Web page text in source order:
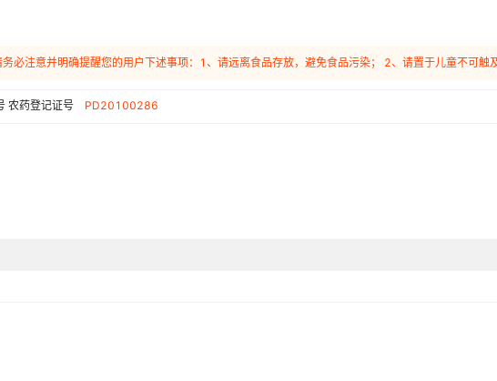
必注意并明确提醒您的用户下述事项：1、请远离食品存放，避免食品污染； 2、请置于儿童不可触
农药登记证号 PD20100286